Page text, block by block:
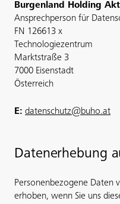
Burgenland Holding
Ansprechperson für
FN 126613 x
Technologiezentrum
Marktstraße 3
7000 Eisenstadt
Österreich
E: datenschutz@buho.at
Datenerhebung
Personenbezogene Daten
erhoben, wenn Sie uns